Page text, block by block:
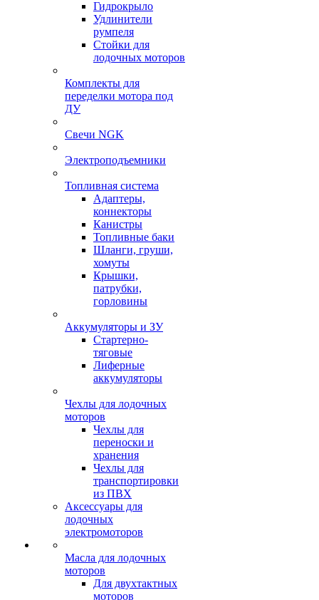
Гидрокрыло
Удлинители
румпеля
Стойки для
лодочных моторов
Комплекты для
переделки мотора под
ДУ
Свечи NGK
Электроподъемники
Топливная система
Адаптеры,
коннекторы
Канистры
Топливные баки
Шланги, груши,
хомуты
Крышки,
патрубки,
горловины
Аккумуляторы и ЗУ
Стартерно-
тяговые
Лиферные
аккумуляторы
Чехлы для лодочных
моторов
Чехлы для
переноски и
хранения
Чехлы для
транспортировки
из ПВХ
Аксессуары для
лодочных
электромоторов
Масла для лодочных
моторов
Для двухтактных
моторов